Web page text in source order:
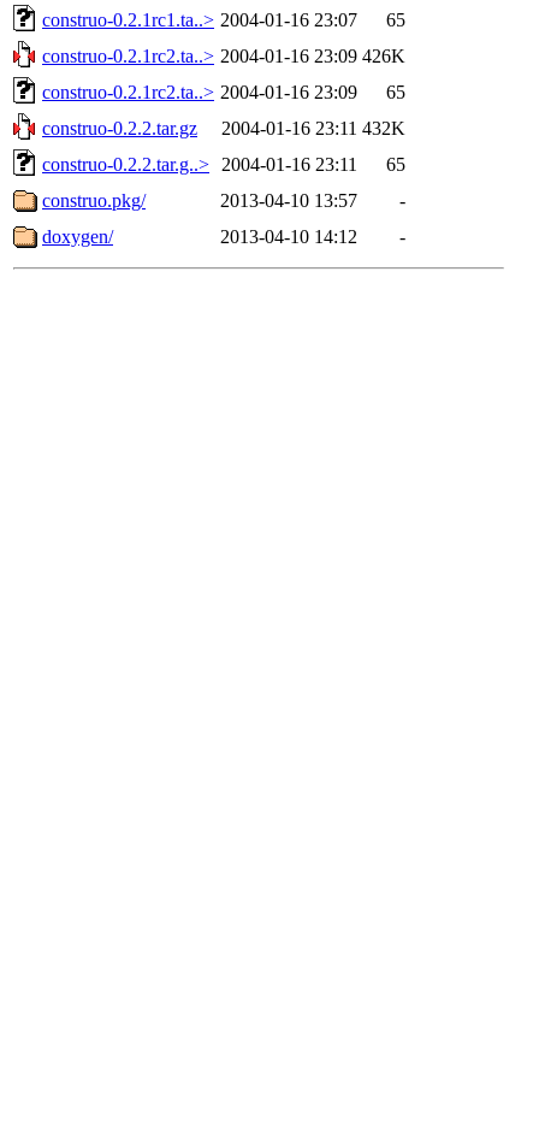
construo-0.2.1rc1.ta..> 2004-01-16 23:07
65
construo-0.2.1rc2.ta..> 2004-01-16 23:09 426K
construo-0.2.1rc2.ta..> 2004-01-16 23:09
65
construo-0.2.2.tar.gz
2004-01-16 23:11 432K
construo-0.2.2.tar.g..>
2004-01-16 23:11
65
construo.pkg/
2013-04-10 13:57
-
doxygen/
2013-04-10 14:12 -